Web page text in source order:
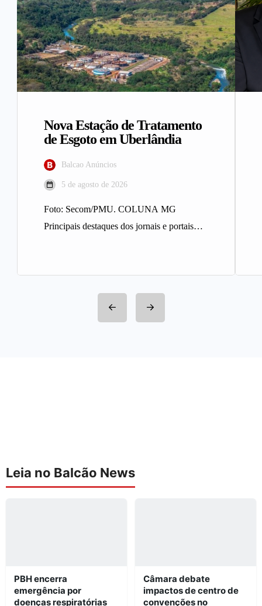
Nova Estação de Tratamento
de Esgoto em Uberlândia
Balcao Anúncios
5 de agosto de 2026
Foto: Secom/PMU. COLUNA MG
Principais destaques dos jornais e portais
Leia no Balcão News
PBH encerra
emergência por
doenças respiratórias
Câmara debate
impactos de centro de
convenções no